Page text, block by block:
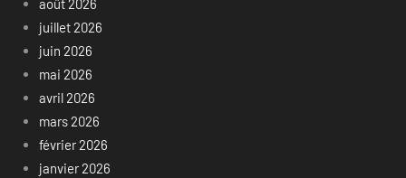
août 2026
juillet 2026
juin 2026
mai 2026
avril 2026
mars 2026
février 2026
janvier 2026